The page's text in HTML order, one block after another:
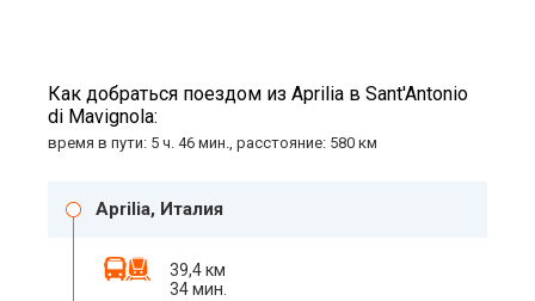
Как добраться поездом из Aprilia в Sant'Antonio
di Mavignola:
время в пути: 5 ч. 46 мин., расстояние: 580 км
Aprilia, Италия
39,4 км
34 мин.